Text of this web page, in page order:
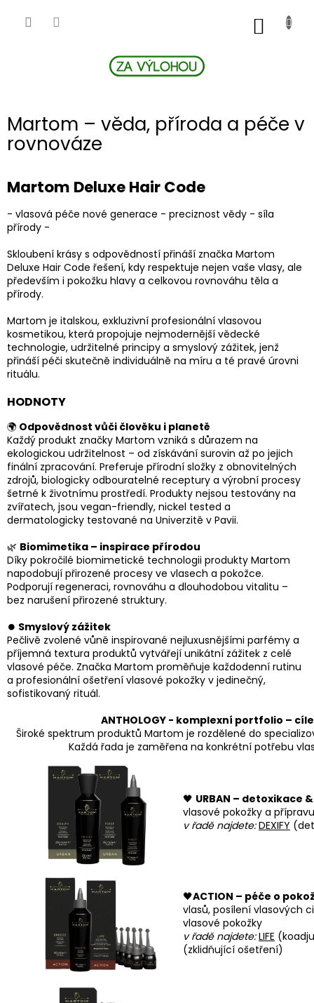
Martom – věda, příroda a péče v
rovnováze
Martom Deluxe Hair Code
- vlasová péče nové generace - preciznost vědy - síla
přírody -
Skloubení krásy s odpovědností přináší značka Martom
Deluxe Hair Code řešení, kdy respektuje nejen vaše vlasy, ale
především i pokožku hlavy a celkovou rovnováhu těla a
přírody.
Martom je italskou, exkluzivní profesionální vlasovou
kosmetikou, která propojuje nejmodernější vědecké
technologie, udržitelné principy a smyslový zážitek, jenž
přináší péči skutečně individuálně na míru a té pravé úrovni
rituálu.
HODNOTY
🌍 Odpovědnost vůči člověku i planetě
Každý produkt značky Martom vzniká s důrazem na
ekologickou udržitelnost – od získávání surovin až po jejich
finální zpracování. Preferuje přírodní složky z obnovitelných
zdrojů, biologicky odbouratelné receptury a výrobní procesy
šetrné k životnímu prostředí. Produkty nejsou testovány na
zvířatech, jsou vegan-friendly, nickel tested a
dermatologicky testované na Univerzitě v Pavii.
🌿 Biomimetika – inspirace přírodou
Díky pokročilé biomimetické technologii produkty Martom
napodobují přirozené procesy ve vlasech a pokožce.
Podporují regeneraci, rovnováhu a dlouhodobou vitalitu –
bez narušení přirozené struktury.
⏺️ Smyslový zážitek
Pečlivě zvolené vůně inspirované nejluxusnějšími parfémy a
příjemná textura produktů vytvářejí unikátní zážitek z celé
vlasové péče. Značka Martom proměňuje každodenní rutinu
a profesionální ošetření vlasové pokožky v jedinečný,
sofistikovaný rituál.
ANTHOLOGY - komplexní portfolio –
Široké spektrum produktů Martom je rozdělené do
Každá řada je zaměřena na konkrétní potřebu
🖤 URBAN – detoxikace
vlasové pokožky a
v řadě najdete:DEXIFY
🖤ACTION – péče o
vlasů, posílení vlasových
vlasové pokožky
v řadě najdete: LIFE
(zklidňující ošetření)